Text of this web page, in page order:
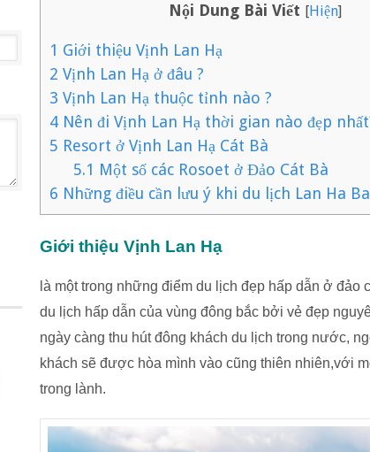
Nội Dung Bài Viết [Hiện]
1 Giới thiệu Vịnh Lan Hạ
2 Vịnh Lan Hạ ở đâu ?
3 Vịnh Lan Hạ thuộc tỉnh nào ?
4 Nên đi Vịnh Lan Hạ thời gian nào đẹp
5 Resort ở Vịnh Lan Hạ Cát Bà
5.1 Một số các Rosoet ở Đảo Cát Bà
6 Những điều cần lưu ý khi du lịch Lan Ha
Giới thiệu Vịnh Lan Hạ
là một trong những điểm du lịch đẹp hấp dẫn ở đảo
du lịch hấp dẫn của vùng đông bắc bởi vẻ đẹp
ngày càng thu hút đông khách du lịch trong nước,
khách sẽ được hòa mình vào cũng thiên nhiên,với
trong lành.